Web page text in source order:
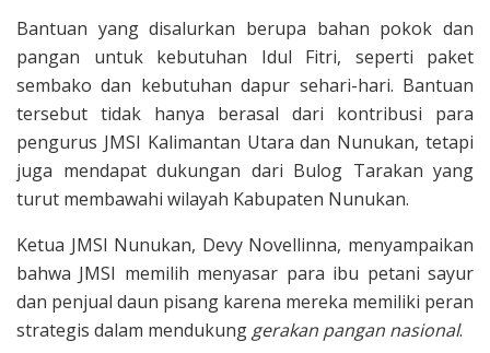
Bantuan yang disalurkan berupa bahan pokok dan
pangan untuk kebutuhan Idul Fitri, seperti paket
sembako dan kebutuhan dapur sehari-hari. Bantuan
tersebut tidak hanya berasal dari kontribusi para
pengurus JMSI Kalimantan Utara dan Nunukan, tetapi
juga mendapat dukungan dari Bulog Tarakan yang
turut membawahi wilayah Kabupaten Nunukan.
Ketua JMSI Nunukan, Devy Novellinna, menyampaikan
bahwa JMSI memilih menyasar para ibu petani sayur
dan penjual daun pisang karena mereka memiliki peran
strategis dalam mendukung gerakan pangan nasional.